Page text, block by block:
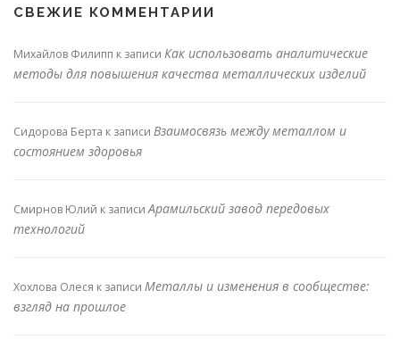
СВЕЖИЕ КОММЕНТАРИИ
Михайлов Филипп к записи Как использовать аналитические
методы для повышения качества металлических изделий
Сидорова Берта к записи Взаимосвязь между металлом и
состоянием здоровья
Смирнов Юлий к записиАрамильский завод передовых
технологий
Хохлова Олеся к записи Металлы и изменения в сообществе:
взгляд на прошлое